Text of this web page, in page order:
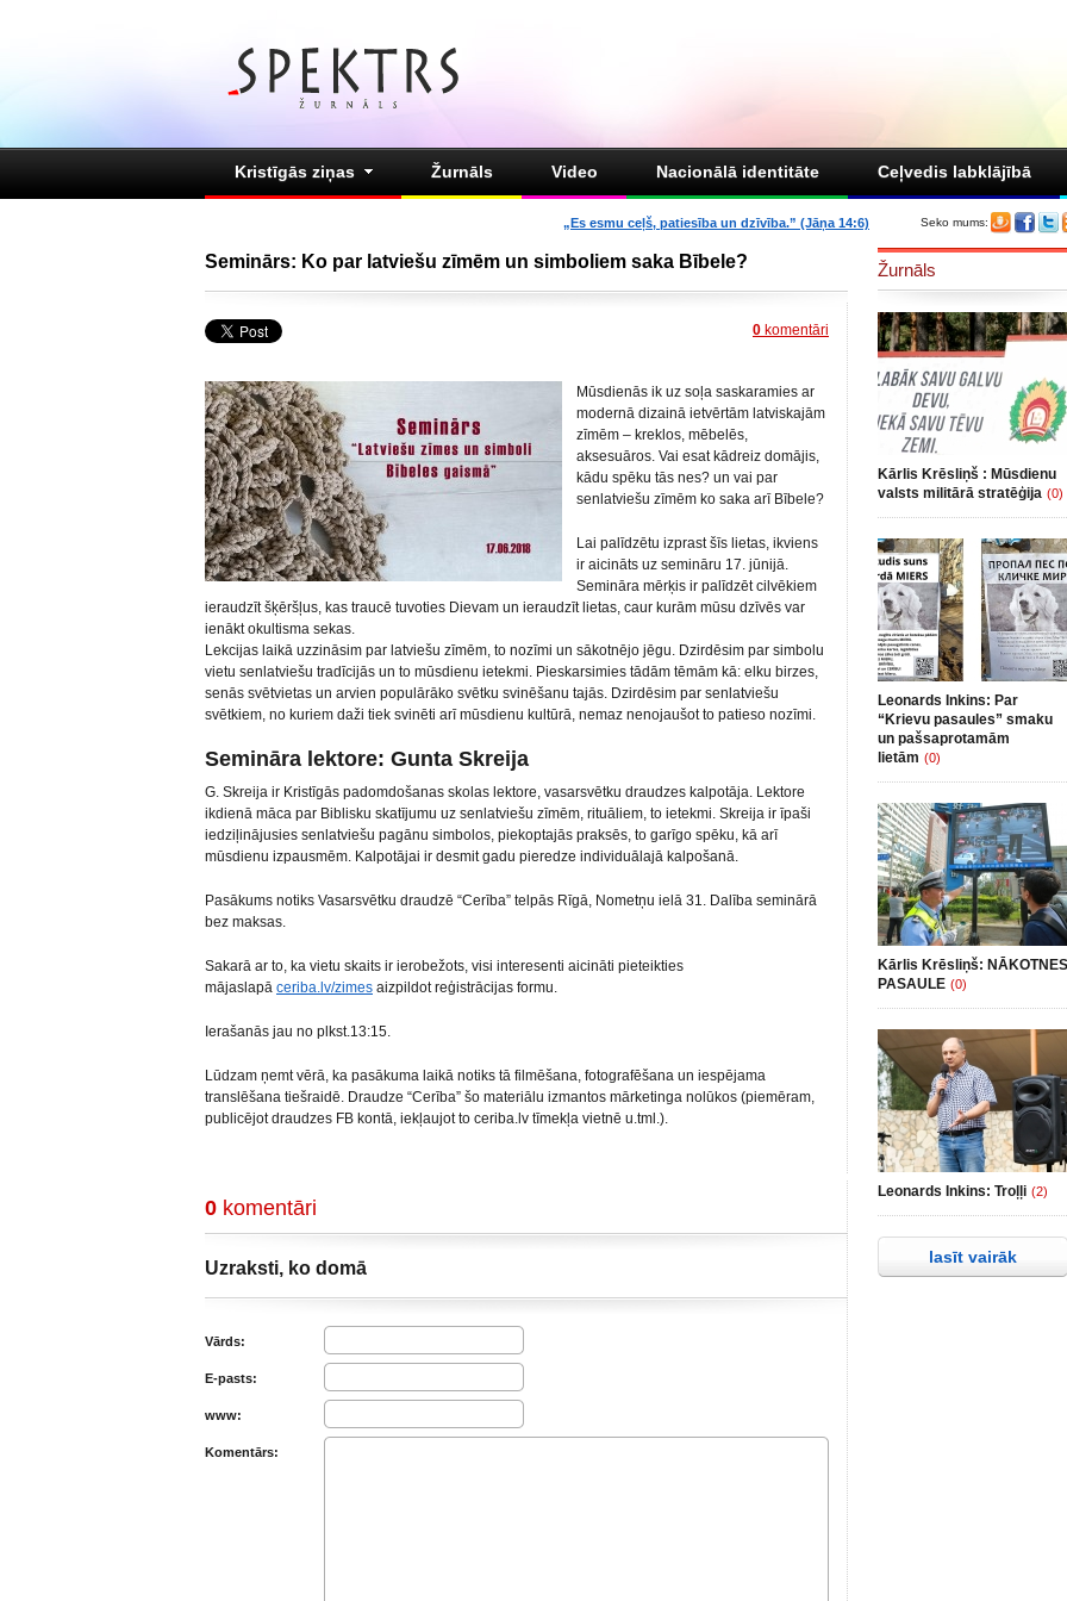
Kristīgās ziņas Žurnāls Video Nacionālā identitāte Ceļvedis labklājībā
Seko mums:
„Es esmu ceļš, patiesība un dzīvība.” (Jāņa 14:6)
Seminārs: Ko par latviešu zīmēm un simboliem saka Bībele?
0 komentāri
Mūsdienās ik uz soļa saskaramies ar
modernā dizainā ietvērtām latviskajām
zīmēm – kreklos, mēbelēs,
aksesuāros. Vai esat kādreiz domājis,
kādu spēku tās nes? un vai par
senlatviešu zīmēm ko saka arī Bībele?
Lai palīdzētu izprast šīs lietas, ikviens
ir aicināts uz semināru 17. jūnijā.
Semināra mērķis ir palīdzēt cilvēkiem
ieraudzīt šķēršļus, kas traucē tuvoties Dievam un ieraudzīt lietas, caur kurām mūsu dzīvēs var
ienākt okultisma sekas.
Lekcijas laikā uzzināsim par latviešu zīmēm, to nozīmi un sākotnējo jēgu. Dzirdēsim par simbolu
vietu senlatviešu tradīcijās un to mūsdienu ietekmi. Pieskarsimies tādām tēmām kā: elku birzes,
senās svētvietas un arvien populārāko svētku svinēšanu tajās. Dzirdēsim par senlatviešu
svētkiem, no kuriem daži tiek svinēti arī mūsdienu kultūrā, nemaz nenojaušot to patieso nozīmi.
Semināra lektore: Gunta Skreija
G. Skreija ir Kristīgās padomdošanas skolas lektore, vasarsvētku draudzes kalpotāja. Lektore
ikdienā māca par Biblisku skatījumu uz senlatviešu zīmēm, rituāliem, to ietekmi. Skreija ir īpaši
iedziļinājusies senlatviešu pagānu simbolos, piekoptajās praksēs, to garīgo spēku, kā arī
mūsdienu izpausmēm. Kalpotājai ir desmit gadu pieredze individuālajā kalpošanā.
Pasākums notiks Vasarsvētku draudzē “Cerība” telpās Rīgā, Nometņu ielā 31. Dalība seminārā
bez maksas.
Sakarā ar to, ka vietu skaits ir ierobežots, visi interesenti aicināti pieteikties
mājaslapā ceriba.lv/zimes aizpildot reģistrācijas formu.
Ierašanās jau no plkst.13:15.
Lūdzam ņemt vērā, ka pasākuma laikā notiks tā filmēšana, fotografēšana un iespējama
translēšana tiešraidē. Draudze “Cerība” šo materiālu izmantos mārketinga nolūkos (piemēram,
publicējot draudzes FB kontā, iekļaujot to ceriba.lv tīmekļa vietnē u.tml.).
0 komentāri
Uzraksti, ko domā
Vārds:
E-pasts:
www:
Komentārs:
Žurnāls
Kārlis Krēsliņš : Mūsdienu
valsts militārā stratēģija (0)
Leonards Inkins: Par
“Krievu pasaules” smaku
un pašsaprotamām
lietām (0)
Kārlis Krēsliņš: NĀKOTNES
PASAULE (0)
Leonards Inkins: Troļļi (2)
lasīt vairāk